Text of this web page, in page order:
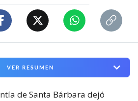
VER RESUMEN
de Santa Bárbara dejó